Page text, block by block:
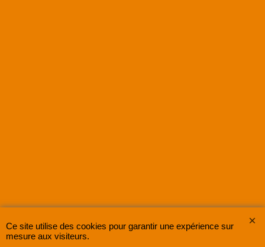
SUPER8FRANCEest une entreprise enregistrée au Registre du Commerce et des
Sociétés sous le numéro
Ce site utilise des cookies pour garantir une expérience sur
mesure aux visiteurs.